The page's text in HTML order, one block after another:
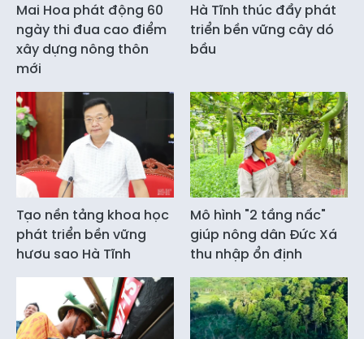
Mai Hoa phát động 60
ngày thi đua cao điểm
xây dựng nông thôn
mới
Hà Tĩnh thúc đẩy phát
triển bền vững cây dó
bầu
Tạo nền tảng khoa học
phát triển bền vững
hươu sao Hà Tĩnh
Mô hình "2 tầng nấc"
giúp nông dân Đức Xá
thu nhập ổn định